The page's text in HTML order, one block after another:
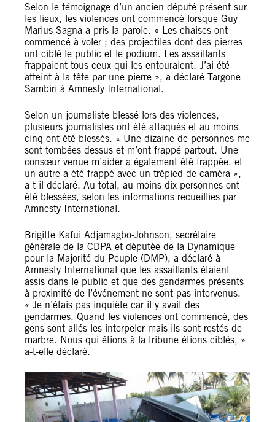
Selon le témoignage d’un ancien député présent sur
les lieux, les violences ont commencé lorsque Guy
Marius Sagna a pris la parole. « Les chaises ont
commencé à voler ; des projectiles dont des pierres
ont ciblé le public et le podium. Les assaillants
frappaient tous ceux qui les entouraient. J’ai été
atteint à la tête par une pierre », a déclaré Targone
Sambiri à Amnesty International.
Selon un journaliste blessé lors des violences,
plusieurs journalistes ont été attaqués et au moins
cinq ont été blessés. « Une dizaine de personnes me
sont tombées dessus et m’ont frappé partout. Une
consœur venue m’aider a également été frappée, et
un autre a été frappé avec un trépied de caméra »,
a-t-il déclaré. Au total, au moins dix personnes ont
été blessées, selon les informations recueillies par
Amnesty International.
Brigitte Kafui Adjamagbo-Johnson, secrétaire
générale de la CDPA et députée de la Dynamique
pour la Majorité du Peuple (DMP), a déclaré à
Amnesty International que les assaillants étaient
assis dans le public et que des gendarmes présents
à proximité de l’événement ne sont pas intervenus.
« Je n’étais pas inquiète car il y avait des
gendarmes. Quand les violences ont commencé, des
gens sont allés les interpeler mais ils sont restés de
marbre. Nous qui étions à la tribune étions ciblés, »
a-t-elle déclaré.